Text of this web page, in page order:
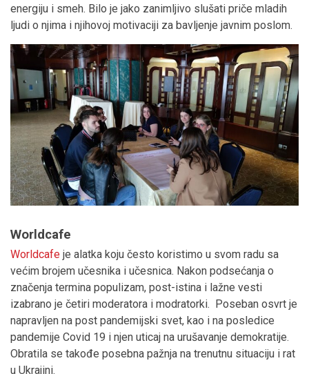
energiju i smeh. Bilo je jako zanimljivo slušati priče mladih
ljudi o njima i njihovoj motivaciji za bavljenje javnim poslom.
Worldcafe
Worldcafe je alatka koju često koristimo u svom radu sa
većim brojem učesnika i učesnica. Nakon podsećanja o
značenja termina populizam, post-istina i lažne vesti
izabrano je četiri moderatora i modratorki. Poseban osvrt je
napravljen na post pandemijski svet, kao i na posledice
pandemije Covid 19 i njen uticaj na urušavanje demokratije.
Obratila se takođe posebna pažnja na trenutnu situaciju i rat
u Ukrajini.